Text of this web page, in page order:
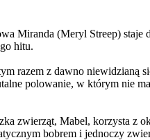
Miranda (Meryl Streep) staje
hitu.
razem z dawno niewidzianą
polowanie, w którym nie
zwierząt, Mabel, korzysta z
bobrem i jednoczy